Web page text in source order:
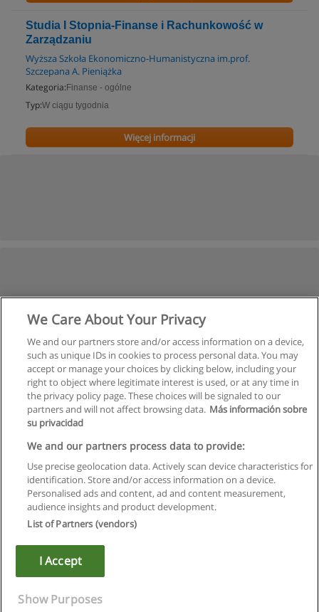
Studia I Stopnia-Finanse i Rachunkowość w
Zarządzaniu
Wyższa Szkoła Ekonomiczno-Humanistyczna im.prof.
Szczepana A. Pieniążka
Kategoria: Finanse - ogólne
Typ:W ciągu tygodnia
Więcej informacji
Regulamin
Polityka ochrony danych osobowych
Copyright © Educaedu Business S.L. - CIF : B-95610580: -
We Care About Your Privacy
We and our partners store and/or access information on a device,
such as unique IDs in cookies to process personal data. You may
accept or manage your choices by clicking below, including your
right to object where legitimate interest is used, or at any time in
the privacy policy page. These choices will be signaled to our
partners and will not affect browsing data. Más información sobre
su privacidad
We and our partners process data to provide:
Use precise geolocation data. Actively scan device characteristics for
identification. Store and/or access information on a device.
Personalised ads and content, ad and content measurement,
audience insights and product development.
List of Partners (vendors)
I Accept
Show Purposes